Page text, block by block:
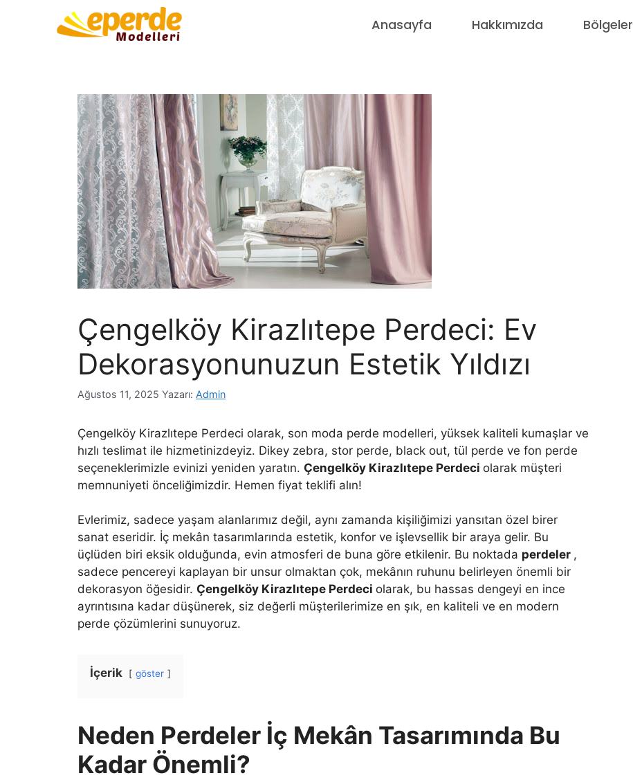
Anasayfa Hakkımızda Bölgeler
Çengelköy Kirazlıtepe Perdeci: Ev
Dekorasyonunuzun Estetik Yıldızı
Ağustos 11, 2025 Yazarı: Admin
Çengelköy Kirazlıtepe Perdeci olarak, son moda perde modelleri, yüksek kaliteli kumaşlar ve
hızlı teslimat ile hizmetinizdeyiz. Dikey zebra, stor perde, black out, tül perde ve fon perde
seçeneklerimizle evinizi yeniden yaratın. Çengelköy Kirazlıtepe Perdeci olarak müşteri
memnuniyeti önceliğimizdir. Hemen fiyat teklifi alın!
Evlerimiz, sadece yaşam alanlarımız değil, aynı zamanda kişiliğimizi yansıtan özel birer
sanat eseridir. İç mekân tasarımlarında estetik, konfor ve işlevsellik bir araya gelir. Bu
üçlüden biri eksik olduğunda, evin atmosferi de buna göre etkilenir. Bu noktada perdeler ,
sadece pencereyi kaplayan bir unsur olmaktan çok, mekânın ruhunu belirleyen önemli bir
dekorasyon öğesidir. Çengelköy Kirazlıtepe Perdeci olarak, bu hassas dengeyi en ince
ayrıntısına kadar düşünerek, siz değerli müşterilerimize en şık, en kaliteli ve en modern
perde çözümlerini sunuyoruz.
İçerik göster
Neden Perdeler İç Mekân Tasarımında Bu
Kadar Önemli?